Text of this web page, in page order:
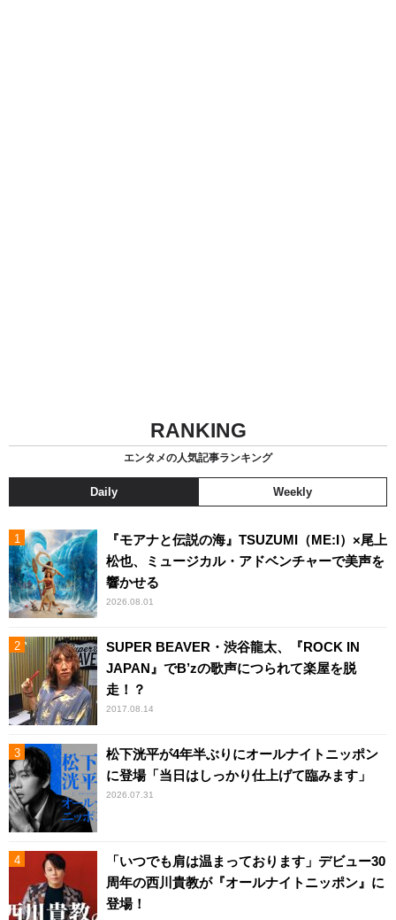
RANKING
エンタメの人気記事ランキング
Daily Weekly
『モアナと伝説の海』TSUZUMI（ME:I）×尾上
松也、ミュージカル・アドベンチャーで美声を
響かせる
2026.08.01
SUPER BEAVER・渋谷龍太、『ROCK IN
JAPAN』でB’zの歌声につられて楽屋を脱
走！？
2017.08.14
松下洸平が4年半ぶりにオールナイトニッポン
に登場「当日はしっかり仕上げて臨みます」
2026.07.31
「いつでも肩は温まっております」デビュー30
周年の西川貴教が『オールナイトニッポン』に
登場！